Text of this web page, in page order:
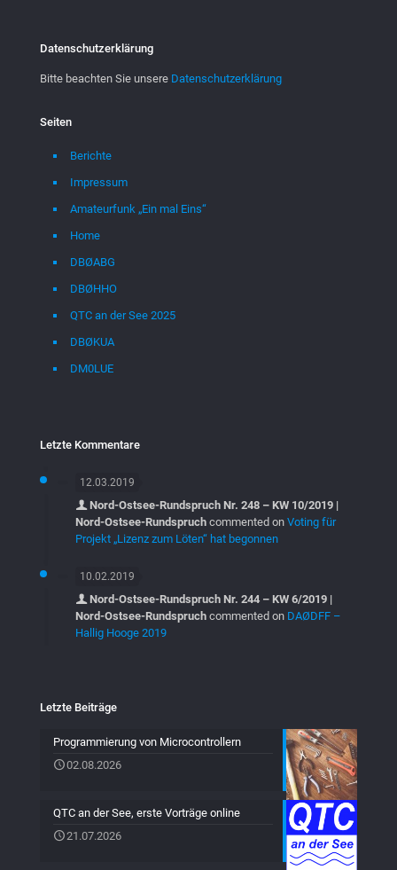
Datenschutzerklärung
Bitte beachten Sie unsere Datenschutzerklärung
Seiten
Berichte
Impressum
Amateurfunk „Ein mal Eins“
Home
DBØABG
DBØHHO
QTC an der See 2025
DBØKUA
DM0LUE
Letzte Kommentare
12.03.2019
Nord-Ostsee-Rundspruch Nr. 248 – KW 10/2019 |
Nord-Ostsee-Rundspruch commented on Voting für
Projekt „Lizenz zum Löten“ hat begonnen
10.02.2019
Nord-Ostsee-Rundspruch Nr. 244 – KW 6/2019 |
Nord-Ostsee-Rundspruch commented on DAØDFF –
Hallig Hooge 2019
Letzte Beiträge
Programmierung von Microcontrollern
02.08.2026
QTC an der See, erste Vorträge online
21.07.2026